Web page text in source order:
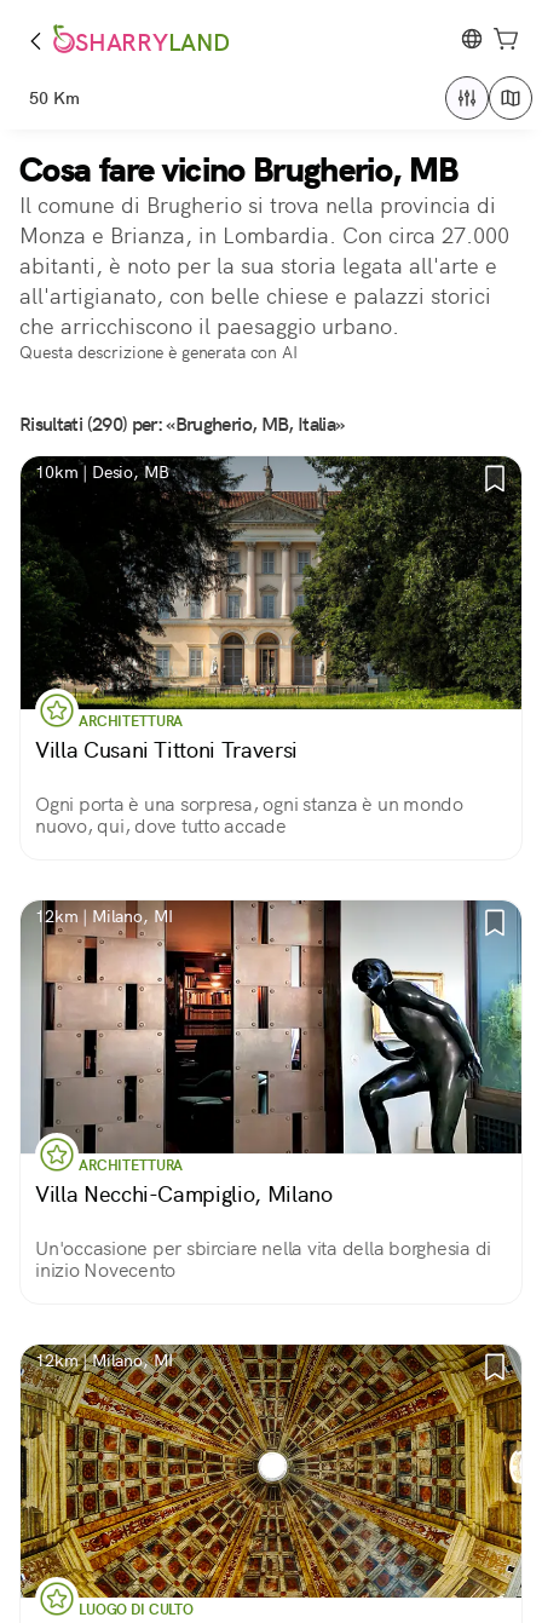
SHARRYLAND
50 Km
Cosa fare vicino Brugherio, MB
Il comune di Brugherio si trova nella provincia di
Monza e Brianza, in Lombardia. Con circa 27.000
abitanti, è noto per la sua storia legata all'arte e
all'artigianato, con belle chiese e palazzi storici
che arricchiscono il paesaggio urbano.
Questa descrizione è generata con AI
Risultati (290) per: «Brugherio, MB, Italia»
10km | Desio, MB
ARCHITETTURA
Villa Cusani Tittoni Traversi
Ogni porta è una sorpresa, ogni stanza è un mondo
nuovo, qui, dove tutto accade
12km | Milano, MI
ARCHITETTURA
Villa Necchi-Campiglio, Milano
Un'occasione per sbirciare nella vita della borghesia di
inizio Novecento
12km | Milano, MI
LUOGO DI CULTO